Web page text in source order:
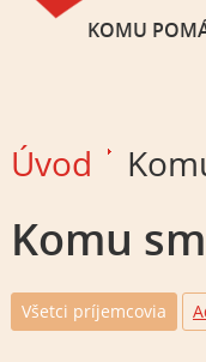
KOMU
Úvod
Komu
Všetci príjemcovia